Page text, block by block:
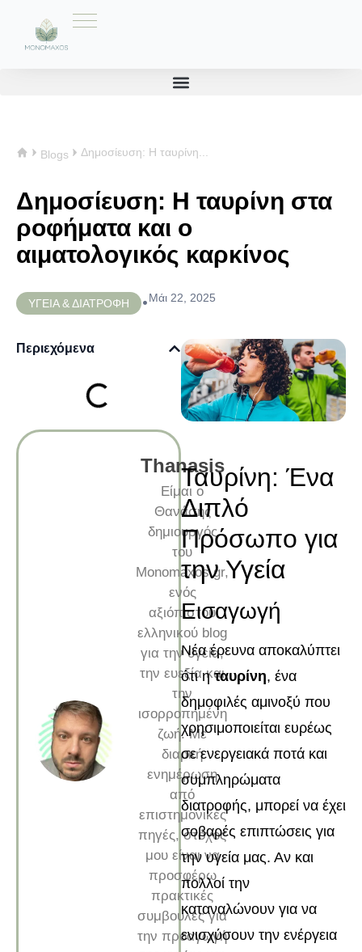
Blogs Δημοσίευση: Η ταυρίνη...
Δημοσίευση: Η ταυρίνη στα
ροφήματα και ο
αιματολογικός καρκίνος
ΥΓΕΙΑ & ΔΙΑΤΡΟΦΗ •Μάι 22, 2025
Περιεχόμενα
Thanasis
Είμαι ο
Θανάσης
δημιουργός
του
Monomaxos.gr,
ενός
αξιόπιστου
ελληνικού blog
για την υγεία,
την ευεξία και
την
ισορροπημένη
ζωή. Με
διαρκή
ενημέρωση
από
επιστημονικές
πηγές, στόχος
μου είναι να
προσφέρω
πρακτικές
συμβουλές για
την προαγωγή
Ταυρίνη: Ένα
Διπλό
Πρόσωπο για
την Υγεία
Εισαγωγή
Νέα έρευνα αποκαλύπτει
ότι ηταυρίνη, ένα
δημοφιλές αμινοξύ που
χρησιμοποιείται ευρέως
σε ενεργειακά ποτά και
συμπληρώματα
διατροφής, μπορεί να έχει
σοβαρές επιπτώσεις για
την υγεία μας. Αν και
πολλοί την
καταναλώνουν για να
ενισχύσουν την ενέργεια